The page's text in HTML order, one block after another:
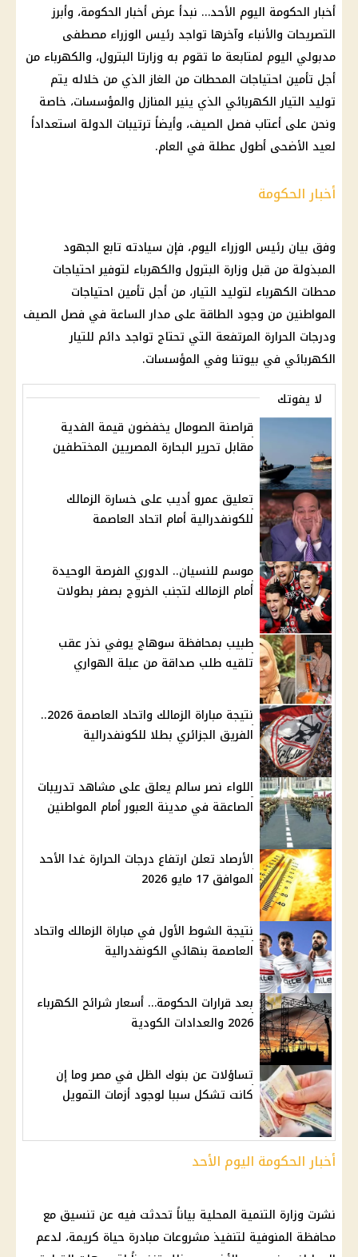
أخبار الحكومة اليوم الأحد… نبدأ عرض أخبار الحكومة، وأبرز
التصريحات والأنباء وآخرها تواجد رئيس الوزراء مصطفى
مدبولي اليوم لمتابعة ما تقوم به وزارتا البترول، والكهرباء من
أجل تأمين احتياجات المحطات من الغاز الذي من خلاله يتم
توليد التيار الكهربائي الذي ينير المنازل والمؤسسات، خاصة
ونحن على أعتاب فصل الصيف، وأيضاً ترتيبات الدولة استعداداً
لعيد الأضحى أطول عطلة في العام.
أخبار الحكومة
وفق بيان رئيس الوزراء اليوم، فإن سيادته تابع الجهود
المبذولة من قبل وزارة البترول والكهرباء لتوفير احتياجات
محطات الكهرباء لتوليد التيار، من أجل تأمين احتياجات
المواطنين من وجود الطاقة على مدار الساعة في فصل الصيف
ودرجات الحرارة المرتفعة التي تحتاج تواجد دائم للتيار
الكهربائي في بيوتنا وفي المؤسسات.
لا يفوتك
قراصنة الصومال يخفضون قيمة الفدية
مقابل تحرير البحارة المصريين المختطفين
تعليق عمرو أديب على خسارة الزمالك
للكونفدرالية أمام اتحاد العاصمة
موسم للنسيان.. الدوري الفرصة الوحيدة
أمام الزمالك لتجنب الخروج بصفر بطولات
طبيب بمحافظة سوهاج يوفي نذر عقب
تلقيه طلب صداقة من عبلة الهواري
نتيجة مباراة الزمالك واتحاد العاصمة 2026..
الفريق الجزائري بطلا للكونفدرالية
اللواء نصر سالم يعلق على مشاهد تدريبات
الصاعقة في مدينة العبور أمام المواطنين
الأرصاد تعلن ارتفاع درجات الحرارة غدا الأحد
الموافق 17 مايو 2026
نتيجة الشوط الأول في مباراة الزمالك واتحاد
العاصمة بنهائي الكونفدرالية
بعد قرارات الحكومة… أسعار شرائح الكهرباء
2026 والعدادات الكودية
تساؤلات عن بنوك الظل في مصر وما إن
كانت تشكل سببا لوجود أزمات التمويل
أخبار الحكومة اليوم الأحد
نشرت وزارة التنمية المحلية بياناً تحدثت فيه عن تنسيق مع
محافظة المنوفية لتنفيذ مشروعات مبادرة حياة كريمة، لدعم